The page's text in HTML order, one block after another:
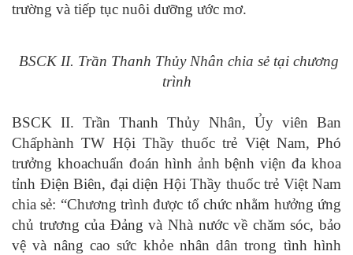
trường và tiếp tục nuôi dưỡng ước mơ.
BSCK II. Trần Thanh Thủy Nhân chia sẻ tại chương
trình
BSCK II. Trần Thanh Thủy Nhân, Ủy viên Ban
Chấphành TW Hội Thầy thuốc trẻ Việt Nam, Phó
trưởng khoachuẩn đoán hình ảnh bệnh viện đa khoa
tỉnh Điện Biên, đại diện Hội Thầy thuốc trẻ Việt Nam
chia sẻ: “Chương trình được tổ chức nhằm hưởng ứng
chủ trương của Đảng và Nhà nước về chăm sóc, bảo
vệ và nâng cao sức khỏe nhân dân trong tình hình